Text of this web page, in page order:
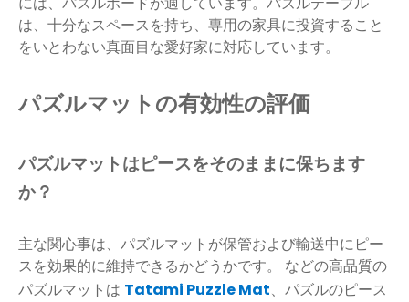
は、十分なスペースを持ち、専用の家具に投資すること
をいとわない真面目な愛好家に対応しています。
パズルマットの有効性の評価
パズルマットはピースをそのままに保ちます
か？
主な関心事は、パズルマットが保管および輸送中にピー
スを効果的に維持できるかどうかです。 などの高品質の
パズルマットは Tatami Puzzle Mat、パズルのピース